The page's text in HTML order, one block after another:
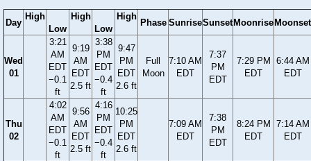
Day
High
Low
High
Low
High
Phase SunriseSunsetMoonriseMoonset
Wed
01
3:21
AM
EDT
−0.1
ft
9:19
AM
EDT
2.5 ft
3:38
PM
EDT
−0.4
ft
9:47
PM
EDT
2.6 ft
Full
Moon
7:10 AM
EDT
7:37
PM
EDT
7:29 PM
EDT
6:44 AM
EDT
Thu
02
4:02
AM
EDT
−0.1
ft
9:56
AM
EDT
2.5 ft
4:16
PM
EDT
−0.4
ft
10:25
PM
EDT
2.6 ft
7:09 AM
EDT
7:38
PM
EDT
8:24 PM
EDT
7:14 AM
EDT